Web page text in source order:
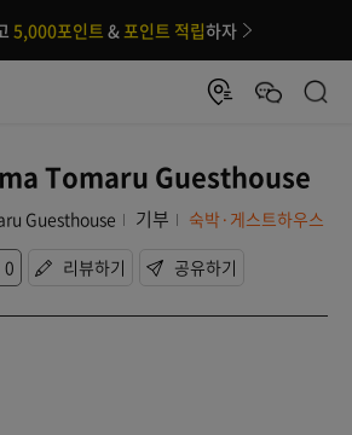
5,000포인트 &포인트 적립하자
Tomaru Guesthouse
Guesthouse 기부
숙박·게스트하우스
0 리뷰하기 공유하기